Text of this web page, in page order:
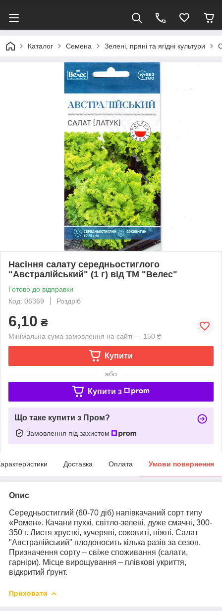
Каталог Семена Зелені, пряні та ягідні культури
Насіння салату середньостиглого
"Австралійський" (1 г) від ТМ "Велес"
Готово до відправки
Код: 06369
Роздріб
6,10 ₴
Мінімальна сума замовлення на сайті — 150 ₴
Купити
або
Купити з
Що таке купити з Пром?
Замовлення під захистом
Доставка Оплата Умови повернення
Опис
Середньостиглий (60-70 діб) напівкачаний сорт типу
«Ромен». Качани пухкі, світло-зелені, дуже смачні, 300-
350 г. Листя хрусткі, кучеряві, соковиті, ніжні. Салат
"Австралійський" плодоносить кілька разів за сезон.
Призначення сорту – свіже споживання (салати,
гарніри). Місце вирощування – плівкові укриття,
відкритий ґрунт.
Приховати